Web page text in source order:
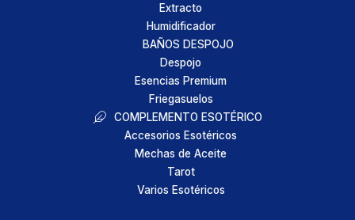
Extracto
Humidificador
BAÑOS DESPOJO
Despojo
Esencias Premium
Friegasuelos
COMPLEMENTO ESOTÉRICO
Accesorios Esotéricos
Mechas de Aceite
Tarot
Varios Esotéricos